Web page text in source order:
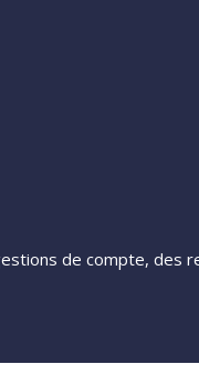
de compte, des